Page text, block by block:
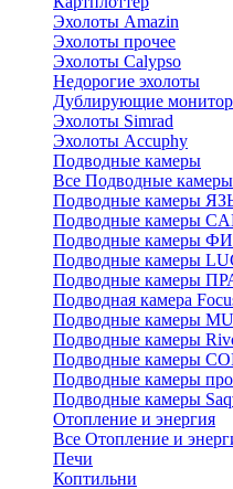
Эхолоты Amazin
Эхолоты прочее
Эхолоты Calypso
Недорогие эхолоты
Дублирующие
Эхолоты Simrad
Эхолоты Accuphy
Подводные камеры
Все Подводные камеры
Подводные камеры
Подводные камеры
Подводные камеры
Подводные камеры
Подводные камеры
Подводная камера
Подводные камеры
Подводные камеры
Подводные камеры
Подводные камеры
Подводные камеры
Отопление и энергия
Все Отопление и
Печи
Коптильни